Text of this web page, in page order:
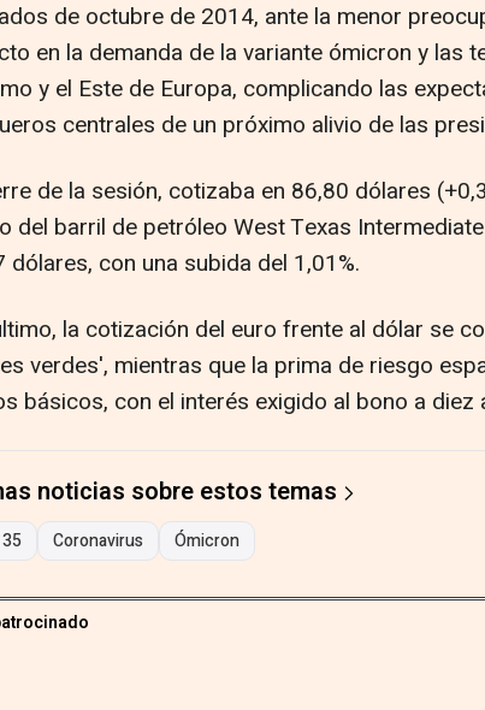
de octubre de 2014, ante la menor
en la demanda de la variante ómicron y las
y el Este de Europa, complicando las
centrales de un próximo alivio de las
de la sesión, cotizaba en 86,80 dólares
del barril de petróleo West Texas
dólares, con una subida del 1,01%.
la cotización del euro frente al dólar se
verdes', mientras que la prima de riesgo
básicos, con el interés exigido al bono a diez
noticias sobre estos temas
35 Coronavirus Ómicron